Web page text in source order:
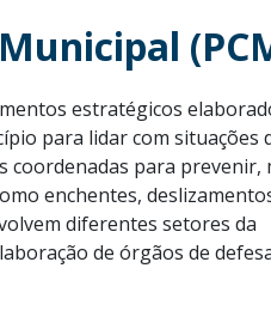
estratégicos
para lidar com situações
coordenadas para prevenir,
enchentes,
diferentes setores da
de órgãos de